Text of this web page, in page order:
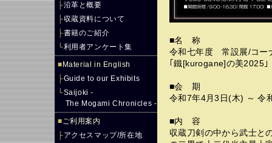
├沿革と概要
├収蔵資料について
├書籍のご紹介
└利用者アンケート集
■ Material in English
├Guide to our Exhibits
└Saijoki -
The Mogami Chronicles -
■ご利用案内
├アクセスマップ/所在地
■名 称
令和七年度 常設展/コ
｢鐵[kurogane]の美
■会 期
令和7年4月3日(木) ～
■内 容
収蔵刀剣の中から武士と